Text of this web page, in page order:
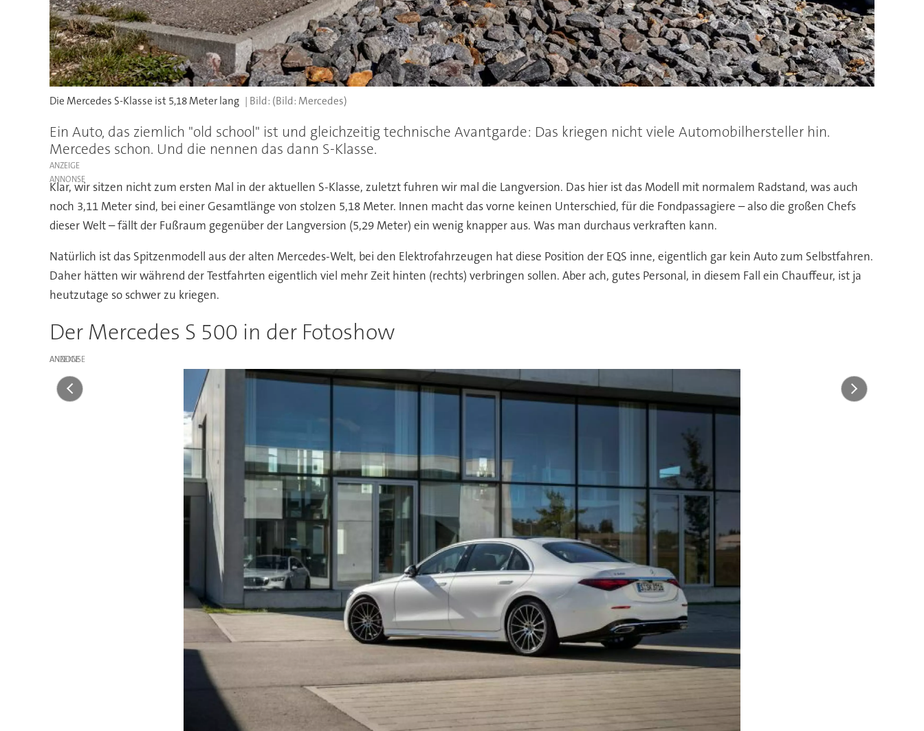
Die Mercedes S-Klasse ist 5,18 Meter lang (Bild: Mercedes)
Ein Auto, das ziemlich "old school" ist und gleichzeitig technische Avantgarde: Das kriegen nicht viele Automobilhersteller hin.
Mercedes schon. Und die nennen das dann S-Klasse.
ANZEIGE
Klar, wir sitzen nicht zum ersten Mal in der aktuellen S-Klasse, zuletzt fuhren wir mal die Langversion. Das hier ist das Modell mit normalem Radstand, was auch
noch 3,11 Meter sind, bei einer Gesamtlänge von stolzen 5,18 Meter. Innen macht das vorne keinen Unterschied, für die Fondpassagiere – also die großen Chefs
dieser Welt – fällt der Fußraum gegenüber der Langversion (5,29 Meter) ein wenig knapper aus. Was man durchaus verkraften kann.
Natürlich ist das Spitzenmodell aus der alten Mercedes-Welt, bei den Elektrofahrzeugen hat diese Position der EQS inne, eigentlich gar kein Auto zum Selbstfahren.
Daher hätten wir während der Testfahrten eigentlich viel mehr Zeit hinten (rechts) verbringen sollen. Aber ach, gutes Personal, in diesem Fall ein Chauffeur, ist ja
heutzutage so schwer zu kriegen.
Der Mercedes S 500 in der Fotoshow
ANZEIGE